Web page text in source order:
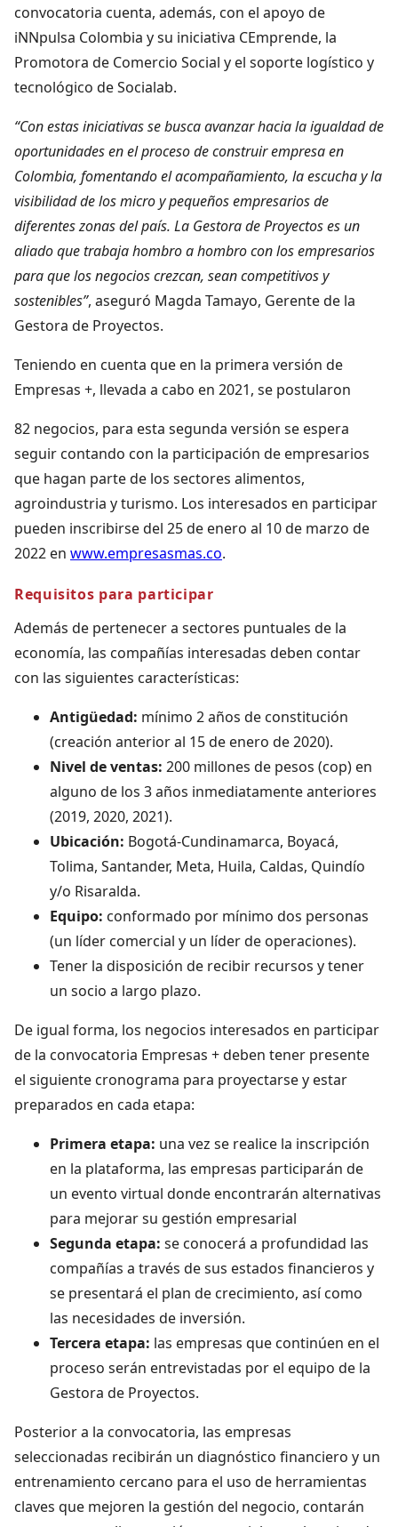
convocatoria cuenta, además, con el apoyo de
iNNpulsa Colombia y su iniciativa CEmprende, la
Promotora de Comercio Social y el soporte logístico y
tecnológico de Socialab.
“Con estas iniciativas se busca avanzar hacia la igualdad de
oportunidades en el proceso de construir empresa en
Colombia, fomentando el acompañamiento, la escucha y la
visibilidad de los micro y pequeños empresarios de
diferentes zonas del país. La Gestora de Proyectos es un
aliado que trabaja hombro a hombro con los empresarios
para que los negocios crezcan, sean competitivos y
sostenibles”, aseguró Magda Tamayo, Gerente de la
Gestora de Proyectos.
Teniendo en cuenta que en la primera versión de
Empresas +, llevada a cabo en 2021, se postularon
82 negocios, para esta segunda versión se espera
seguir contando con la participación de empresarios
que hagan parte de los sectores alimentos,
agroindustria y turismo. Los interesados en participar
pueden inscribirse del 25 de enero al 10 de marzo de
2022 en www.empresasmas.co.
Requisitos para participar
Además de pertenecer a sectores puntuales de la
economía, las compañías interesadas deben contar
con las siguientes características:
Antigüedad: mínimo 2 años de constitución
(creación anterior al 15 de enero de 2020).
Nivel de ventas: 200 millones de pesos (cop) en
alguno de los 3 años inmediatamente anteriores
(2019, 2020, 2021).
Ubicación: Bogotá-Cundinamarca, Boyacá,
Tolima, Santander, Meta, Huila, Caldas, Quindío
y/o Risaralda.
Equipo: conformado por mínimo dos personas
(un líder comercial y un líder de operaciones).
Tener la disposición de recibir recursos y tener
un socio a largo plazo.
De igual forma, los negocios interesados en participar
de la convocatoria Empresas + deben tener presente
el siguiente cronograma para proyectarse y estar
preparados en cada etapa:
Primera etapa: una vez se realice la inscripción
en la plataforma, las empresas participarán de
un evento virtual donde encontrarán alternativas
para mejorar su gestión empresarial
Segunda etapa: se conocerá a profundidad las
compañías a través de sus estados financieros y
se presentará el plan de crecimiento, así como
las necesidades de inversión.
Tercera etapa: las empresas que continúen en el
proceso serán entrevistadas por el equipo de la
Gestora de Proyectos.
Posterior a la convocatoria, las empresas
seleccionadas recibirán un diagnóstico financiero y un
entrenamiento cercano para el uso de herramientas
claves que mejoren la gestión del negocio, contarán